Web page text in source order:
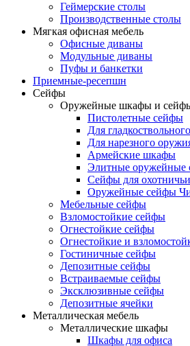
Геймерские столы
Производственные столы
Мягкая офисная мебель
Офисные диваны
Модульные диваны
Пуфы и банкетки
Приемные-ресепшн
Сейфы
Оружейные шкафы и
Пистолетные сейфы
Для
Для нарезного
Армейские шкафы
Элитные оружейные
Сейфы для
Оружейные сейфы
Мебельные сейфы
Взломостойкие сейфы
Огнестойкие сейфы
Огнестойкие и
Гостиничные сейфы
Депозитные сейфы
Встраиваемые сейфы
Эксклюзивные сейфы
Депозитные ячейки
Металлическая мебель
Металлические шкафы
Шкафы для офиса